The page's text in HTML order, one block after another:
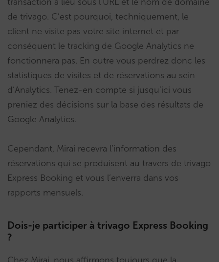
de trivago. C’est pourquoi, techniquement, le
client ne visite pas votre site internet et par
conséquent le tracking de Google Analytics ne
fonctionnera pas. En outre vous perdrez donc les
statistiques de visites et de réservations au sein
d’Analytics. Tenez-en compte si jusqu’ici vous
preniez des décisions sur la base des résultats de
Google Analytics.
Cependant, Mirai recevra l’information des
réservations qui se produisent au travers de trivago
Express Booking et vous l’enverra dans vos
rapports mensuels.
Dois-je participer à trivago Express Booking
?